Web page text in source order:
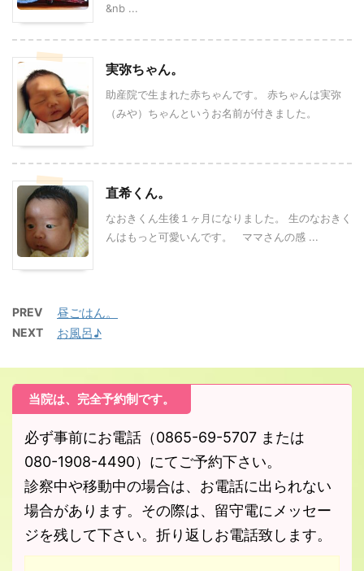
&nb ...
実弥ちゃん。
助産院で生まれた赤ちゃんです。 赤ちゃんは実弥
（みや）ちゃんというお名前が付きました。
直希くん。
なおきくん生後１ヶ月になりました。 生のなおきく
んはもっと可愛いんです。 ママさんの感 ...
PREV 昼ごはん。
NEXT お風呂♪
当院は、完全予約制です。
必ず事前にお電話（0865-69-5707 または
080-1908-4490）にてご予約下さい。
診察中や移動中の場合は、お電話に出られない
場合があります。その際は、留守電にメッセー
ジを残して下さい。折り返しお電話致します。